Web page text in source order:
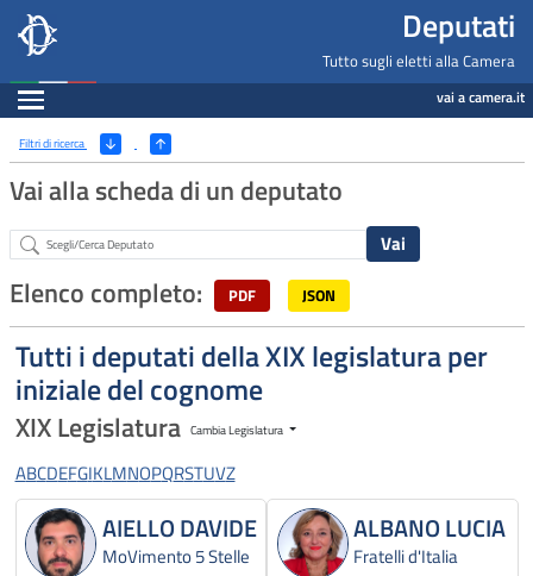
Deputati, Camera dei Deputati -
Salta al contenuto principale
Salta al menu di navigazione Deputati
Tutto sugli eletti alla Camera
Espandi vai a camera.it
Ricerca
Filtri di ricerca (Apri/Chiudi filtri)
Vai alla scheda di un deputato
Abstract
Elenco completo: PDF JSON
Tutti i deputati della XIX legislatura per
iniziale del cognome
XIX Legislatura Cambia Legislatura
ABCDEFGIKLMNOPQRSTUVZ
AIELLO DAVIDE
MoVimento 5 Stelle
ALBANO LUCIA
Fratelli d'Italia
Navigazione pagine di servizio
Fine pagina
Salta al contenuto principale
Salta al menu di navigazione
Vai a inizio pagina